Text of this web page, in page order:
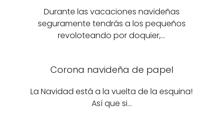
Durante las vacaciones navideñas
seguramente tendrás a los pequeños
revoloteando por doquier,…
Corona navideña de papel
La Navidad está a la vuelta de la esquina!
Así que si…